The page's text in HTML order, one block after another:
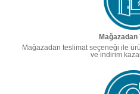
Mağazadan
Mağazadan teslimat seçeneği ile
ve indirim